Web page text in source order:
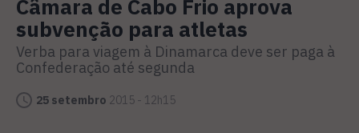
Câmara de Cabo Frio aprova
subvenção para atletas
Verba para viagem à Dinamarca deve ser paga à
Confederação até segunda
25 setembro 2015 - 12h15